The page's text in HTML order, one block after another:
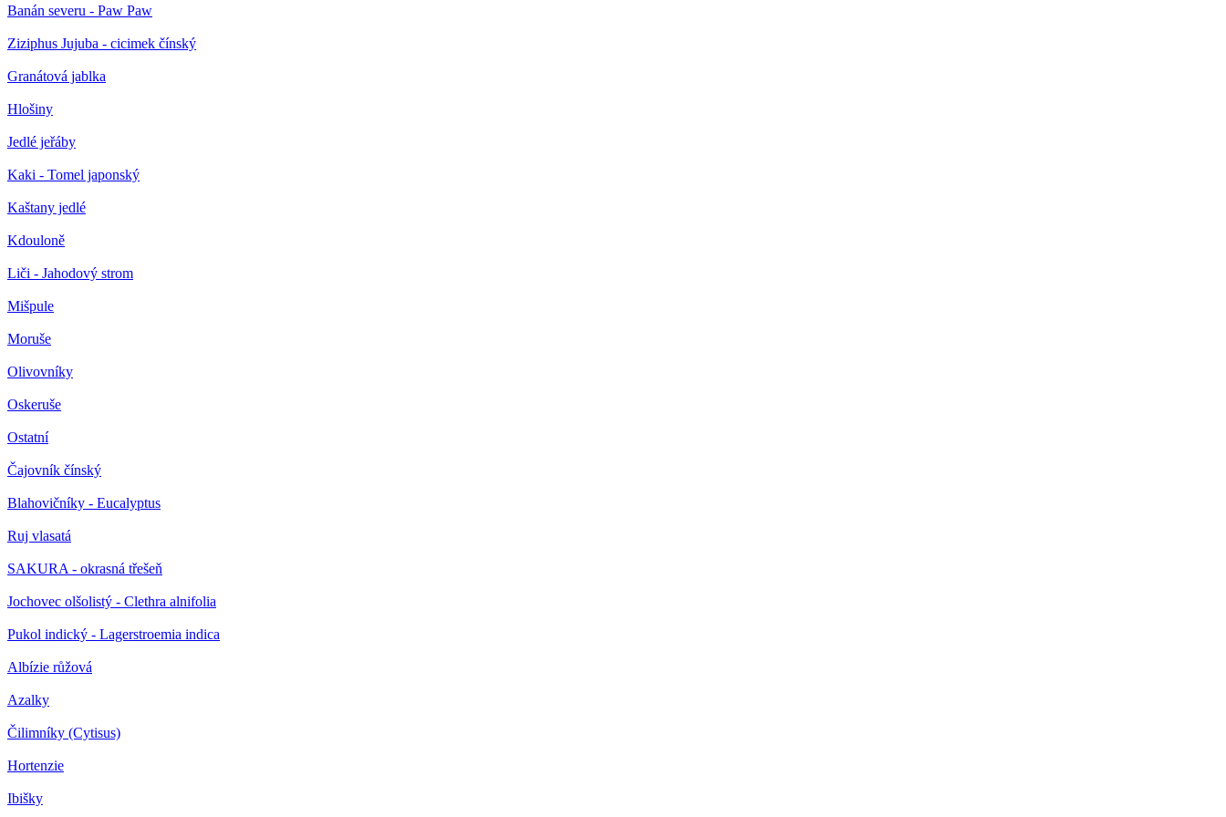
Banán severu - Paw Paw
Ziziphus Jujuba - cicimek čínský
Granátová jablka
Hlošiny
Jedlé jeřáby
Kaki - Tomel japonský
Kaštany jedlé
Kdouloně
Liči - Jahodový strom
Mišpule
Moruše
Olivovníky
Oskeruše
Ostatní
Čajovník čínský
Blahovičníky - Eucalyptus
Ruj vlasatá
SAKURA - okrasná třešeň
Jochovec olšolistý - Clethra alnifolia
Pukol indický - Lagerstroemia indica
Albízie růžová
Azalky
Čilimníky (Cytisus)
Hortenzie
Ibišky